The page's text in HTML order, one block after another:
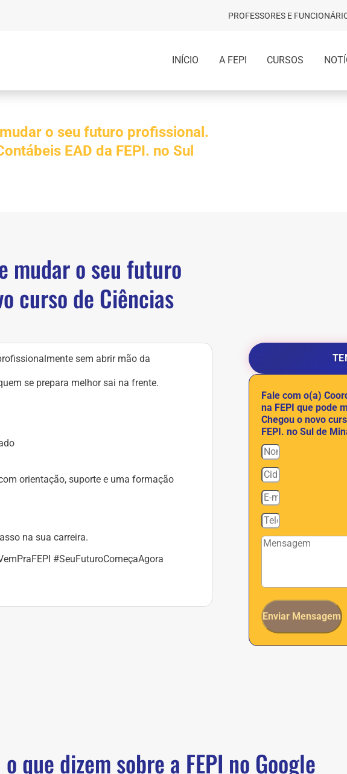
PROFESSORES E
INÍCIO A FEPI CURSOS
o seu futuro profissional.
EAD da FEPI. no Sul
mudar o seu futuro
curso de Ciências
sem abrir mão da
se prepara melhor sai na frente.
orientação, suporte e uma formação
na sua carreira.
#SeuFuturoComeçaAgora
Fale com o(a)
na FEPI que pode
Chegou o novo
FEPI. no Sul de
Enviar Mensagem
que dizem sobre a FEPI no Google